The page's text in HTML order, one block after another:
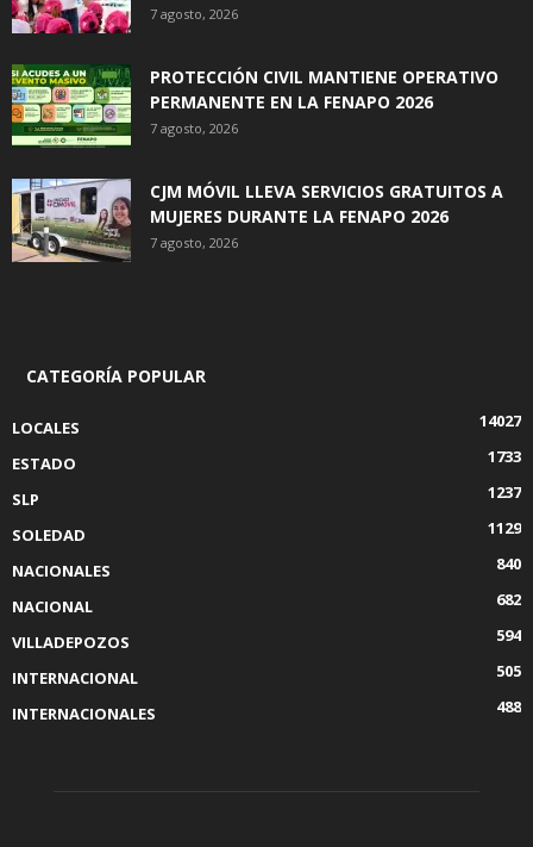
7 agosto, 2026
PROTECCIÓN CIVIL MANTIENE OPERATIVO
PERMANENTE EN LA FENAPO 2026
7 agosto, 2026
CJM MÓVIL LLEVA SERVICIOS GRATUITOS A
MUJERES DURANTE LA FENAPO 2026
7 agosto, 2026
CATEGORÍA POPULAR
LOCALES
14027
ESTADO
1733
SLP
1237
SOLEDAD
1129
NACIONALES
840
NACIONAL
682
VILLADEPOZOS
594
INTERNACIONAL
505
INTERNACIONALES
488